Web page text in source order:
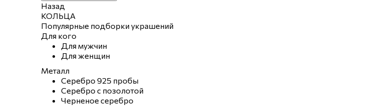
Назад
КОЛЬЦА
Популярные подборки украшений
Для кого
Для мужчин
Для женщин
Металл
Серебро 925 пробы
Серебро с позолотой
Черненое серебро